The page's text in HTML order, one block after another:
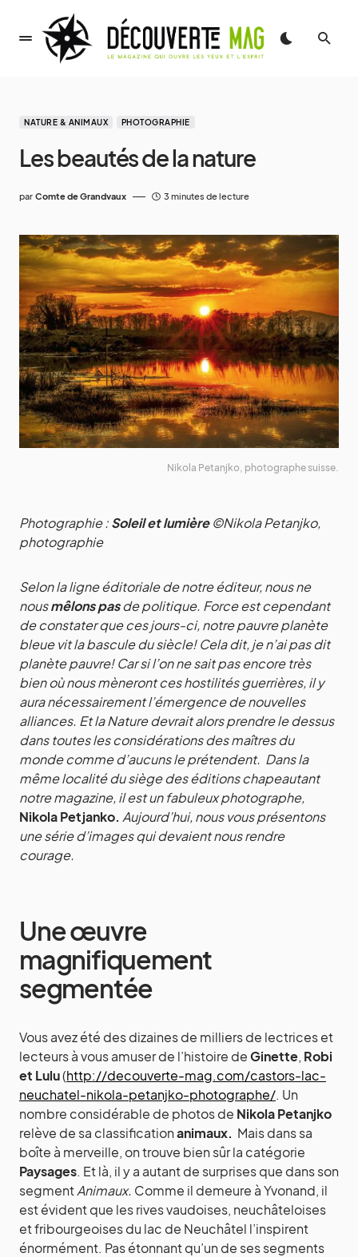
NATURE & ANIMAUX PHOTOGRAPHIE
Les beautés de la nature
par Comte de Grandvaux 3 minutes de lecture
Nikola Petanjko, photographe suisse.
Photographie :Soleil et lumière©Nikola Petanjko,
photographie
Selon la ligne éditoriale de notre éditeur, nous ne
nousmêlons pasde politique. Force est cependant
de constater que ces jours-ci, notre pauvre planète
bleue vit la bascule du siècle! Cela dit, je n’ai pas dit
planète pauvre! Car si l’on ne sait pas encore très
bien où nous mèneront ces hostilités guerrières, il y
aura nécessairement l’émergence de nouvelles
alliances. Et la Nature devrait alors prendre le dessus
dans toutes les considérations des maîtres du
monde comme d’aucuns le prétendent. Dans la
même localité du siège des éditions chapeautant
notre magazine, il est un fabuleux photographe,
Nikola Petjanko. Aujourd’hui, nous vous présentons
une série d’images qui devaient nous rendre
courage.
Une œuvre
magnifiquement
segmentée
Vous avez été des dizaines de milliers de lectrices et
lecteurs à vous amuser de l’histoire deGinette, Robi
et Lulu(http://decouverte-mag.com/castors-lac-
neuchatel-nikola-petanjko-photographe/. Un
nombre considérable de photos de Nikola Petanjko
relève de sa classificationanimaux. Mais dans sa
boîte à merveille, on trouve bien sûr la catégorie
Paysages. Et là, il y a autant de surprises que dans son
segmentAnimaux. Comme il demeure à Yvonand, il
est évident que les rives vaudoises, neuchâteloises
et fribourgeoises du lac de Neuchâtel l’inspirent
énormément. Pas étonnant qu’un de ses segments